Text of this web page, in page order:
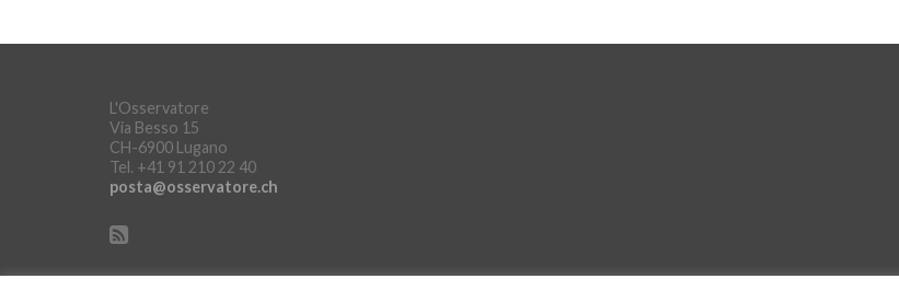
L'Osservatore
Via Besso 15
CH-6900 Lugano
Tel. +41 91 210 22 40
posta@osservatore.ch